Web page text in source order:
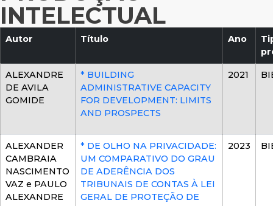
INTELECTUAL
Autor Título Ano
ALEXANDRE
DE AVILA
GOMIDE
* BUILDING
ADMINISTRATIVE CAPACITY
FOR DEVELOPMENT: LIMITS
AND PROSPECTS
2021
ALEXANDER
CAMBRAIA
NASCIMENTO
VAZ e PAULO
ALEXANDRE
* DE OLHO NA PRIVACIDADE:
UM COMPARATIVO DO GRAU
DE ADERÊNCIA DOS
TRIBUNAIS DE CONTAS À LEI
GERAL DE PROTEÇÃO DE
2023